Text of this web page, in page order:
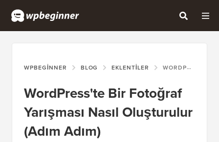
WPBEGINNER BLOG EKLENTILER WORDPRESS'TE BIR FOTOĞRAF YARIŞMASI NASIL OLUŞTURULUR (ADIM ADIM)
WordPress'te Bir Fotoğraf
Yarışması Nasıl Oluşturulur
(Adım Adım)